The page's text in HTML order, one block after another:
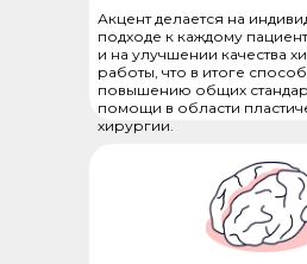
Акцент делается на
подходе к каждому
и на улучшении качества
работы, что в итоге
повышению общих
помощи в области
хирургии.